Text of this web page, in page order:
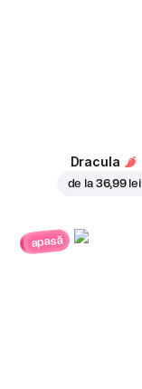
Dracula
de la 36,99 lei
apasă